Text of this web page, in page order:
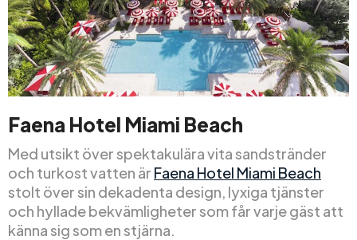
Faena Hotel Miami Beach
Med utsikt över spektakulära vita sandstränder
och turkost vatten är Faena Hotel Miami Beach
stolt över sin dekadenta design, lyxiga tjänster
och hyllade bekvämligheter som får varje gäst att
känna sig som en stjärna.